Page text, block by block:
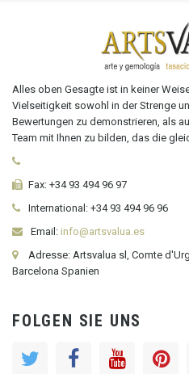
Alles oben Gesagte ist in keiner
Vielseitigkeit sowohl in der Strenge
Bewertungen zu demonstrieren, als
Team mit Ihnen zu bilden, das die
Fax: +34 93 494 96 97
International: +34 93 494 96 96
Email: info@artsvalua.es
Adresse: Artsvalua sl, Comte
Barcelona Spanien
FOLGEN SIE UNS